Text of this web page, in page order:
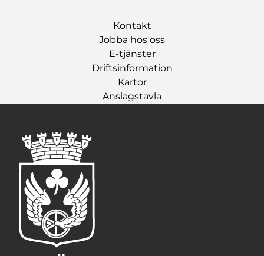
Kontakt
Jobba hos oss
E-tjänster
Driftsinformation
Kartor
Anslagstavla